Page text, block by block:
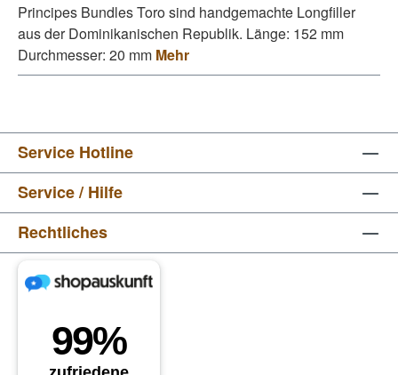
Principes Bundles Toro sind handgemachte Longfiller
aus der Dominikanischen Republik. Länge: 152 mm
Durchmesser: 20 mm Mehr
Service Hotline
Service / Hilfe
Rechtliches